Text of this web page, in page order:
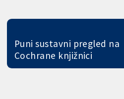
Puni sustavni pregled na
Cochrane knjižnici